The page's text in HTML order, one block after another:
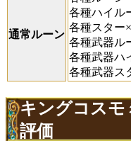
通常ルーン
各種ハイル
各種スター
各種武器ル
各種武器ハ
各種武器ス
キングコスモ
評価